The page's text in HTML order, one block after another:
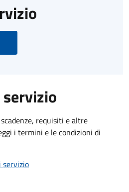
requisiti e altre
i termini e le condizioni di
servizio